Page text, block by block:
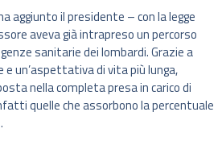
aggiunto il presidente – con la legge
aveva già intrapreso un percorso
sanitarie dei lombardi. Grazie a
un’aspettativa di vita più lunga,
nella completa presa in carico di
quelle che assorbono la percentuale